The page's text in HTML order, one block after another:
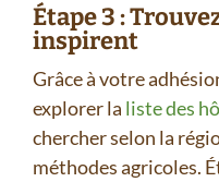
Étape 3 :
inspirent
Grâce à votre
explorer la liste des
chercher selon la
méthodes agricoles.